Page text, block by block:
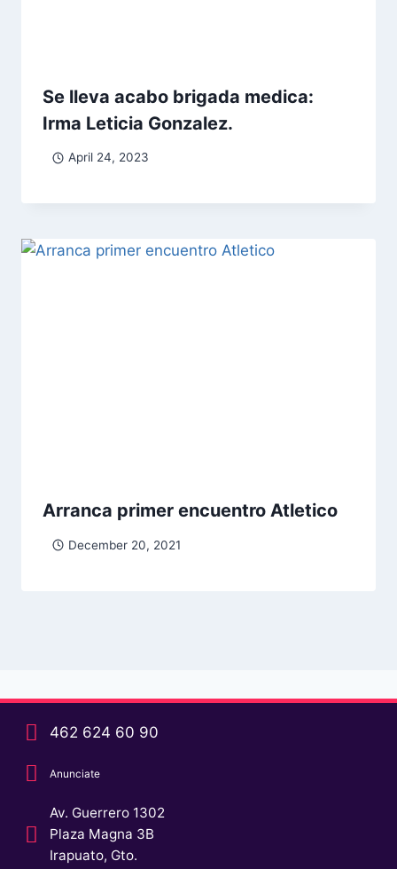
Se lleva acabo brigada medica:
Irma Leticia Gonzalez.
April 24, 2023
Arranca primer encuentro Atletico
December 20, 2021
462 624 60 90
Anunciate
Av. Guerrero 1302
Plaza Magna 3B
Irapuato, Gto.